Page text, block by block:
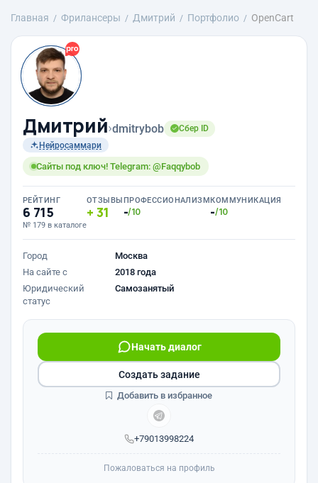
Главная Фрилансеры Дмитрий Портфолио OpenCart
Дмитрий›dmitrybob
Сбер ID
Нейросаммари
Сайты под ключ! Telegram: @Faqqybob
РЕЙТИНГ
6 715
№ 179 в каталоге
ОТЗЫВЫ
31
ПРОФЕССИОНАЛИЗМ
-/10
КОММУНИКАЦИЯ
-/10
Город
Москва
На сайте с
2018 года
Юридический
статус
Самозанятый
+79013998224
Начать диалог
Создать задание
Добавить в избранное
Пожаловаться на профиль